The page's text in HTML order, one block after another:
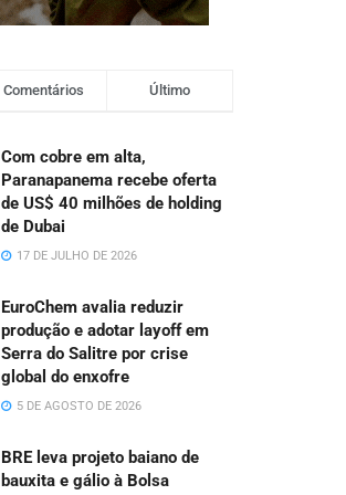
Comentários Último
Com cobre em alta,
Paranapanema recebe oferta
de US$ 40 milhões de holding
de Dubai
17 DE JULHO DE 2026
EuroChem avalia reduzir
produção e adotar layoff em
Serra do Salitre por crise
global do enxofre
5 DE AGOSTO DE 2026
BRE leva projeto baiano de
bauxita e gálio à Bolsa